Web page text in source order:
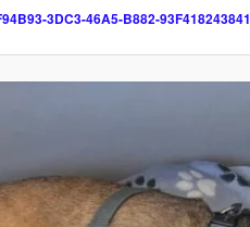
3DC3-46A5-B882-93F418243841